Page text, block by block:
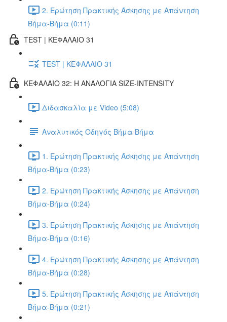
2. Ερώτηση Πρακτικής Άσκησης με Απάντηση
Βήμα-Βήμα (0:11)
TEST | ΚΕΦΑΛΑΙΟ 31
TEST | ΚΕΦΑΛΑΙΟ 31
ΚΕΦΑΛΑΙΟ 32: Η ΑΝΑΛΟΓΙΑ SIZE-INTENSITY
Διδασκαλία με Video (5:08)
Αναλυτικός Οδηγός Βήμα Βήμα
1. Ερώτηση Πρακτικής Άσκησης με Απάντηση
Βήμα-Βήμα (0:23)
2. Ερώτηση Πρακτικής Άσκησης με Απάντηση
Βήμα-Βήμα (0:24)
3. Ερώτηση Πρακτικής Άσκησης με Απάντηση
Βήμα-Βήμα (0:16)
4. Ερώτηση Πρακτικής Άσκησης με Απάντηση
Βήμα-Βήμα (0:28)
5. Ερώτηση Πρακτικής Άσκησης με Απάντηση
Βήμα-Βήμα (0:21)